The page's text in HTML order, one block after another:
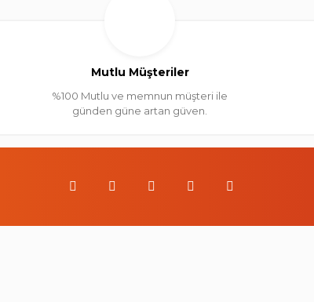
Mutlu Müşteriler
%100 Mutlu ve memnun müşteri ile
günden güne artan güven.